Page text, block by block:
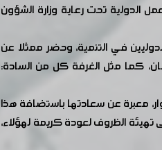
الدولية تحت رعاية وزارة الشؤون
في التنمية، وحضر ممثلا عن
كما مثل الغرفة كل من السادة:
معبرة عن سعادتها باستضافة هذا
الظروف لعودة كريمة لهؤلاء،